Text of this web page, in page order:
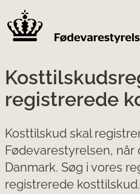
registrerede
Kosttilskud skal
Fødevarestyrelsen, når
Danmark. Søg i vores
registrerede kosttilskud.